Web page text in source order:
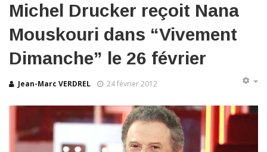
Michel Drucker reçoit Nana
Mouskouri dans “Vivement
Dimanche” le 26 février
Jean-Marc VERDREL 24 février 2012